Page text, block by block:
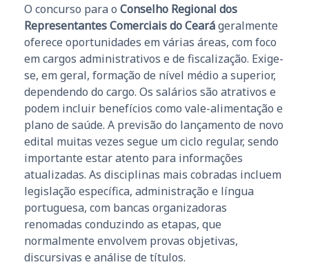
O concurso para o Conselho Regional dos
Representantes Comerciais do Cearágeralmente
oferece oportunidades em várias áreas, com foco
em cargos administrativos e de fiscalização. Exige-
se, em geral, formação de nível médio a superior,
dependendo do cargo. Os salários são atrativos e
podem incluir benefícios como vale-alimentação e
plano de saúde. A previsão do lançamento de novo
edital muitas vezes segue um ciclo regular, sendo
importante estar atento para informações
atualizadas. As disciplinas mais cobradas incluem
legislação específica, administração e língua
portuguesa, com bancas organizadoras
renomadas conduzindo as etapas, que
normalmente envolvem provas objetivas,
discursivas e análise de títulos.